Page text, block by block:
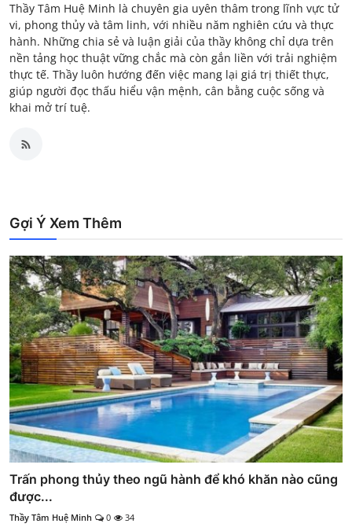
Thầy Tâm Huệ Minh là chuyên gia uyên thâm trong lĩnh vực tử
vi, phong thủy và tâm linh, với nhiều năm nghiên cứu và thực
hành. Những chia sẻ và luận giải của thầy không chỉ dựa trên
nền tảng học thuật vững chắc mà còn gắn liền với trải nghiệm
thực tế. Thầy luôn hướng đến việc mang lại giá trị thiết thực,
giúp người đọc thấu hiểu vận mệnh, cân bằng cuộc sống và
khai mở trí tuệ.
Gợi Ý Xem Thêm
Trấn phong thủy theo ngũ hành để khó khăn nào cũng
được...
Thầy Tâm Huệ Minh 0 34